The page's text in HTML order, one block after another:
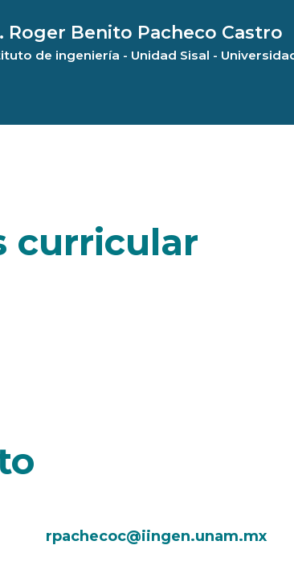
Roger Benito Pacheco Castro
de ingeniería - Unidad Sisal -
curricular
rpachecoc@iingen.unam.mx